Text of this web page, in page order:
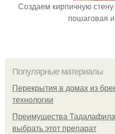
Создаем кирпичную
пошаговая
Популярные материалы
Перекрытия в домах из
технологии
Преимущества
выбрать этот препарат